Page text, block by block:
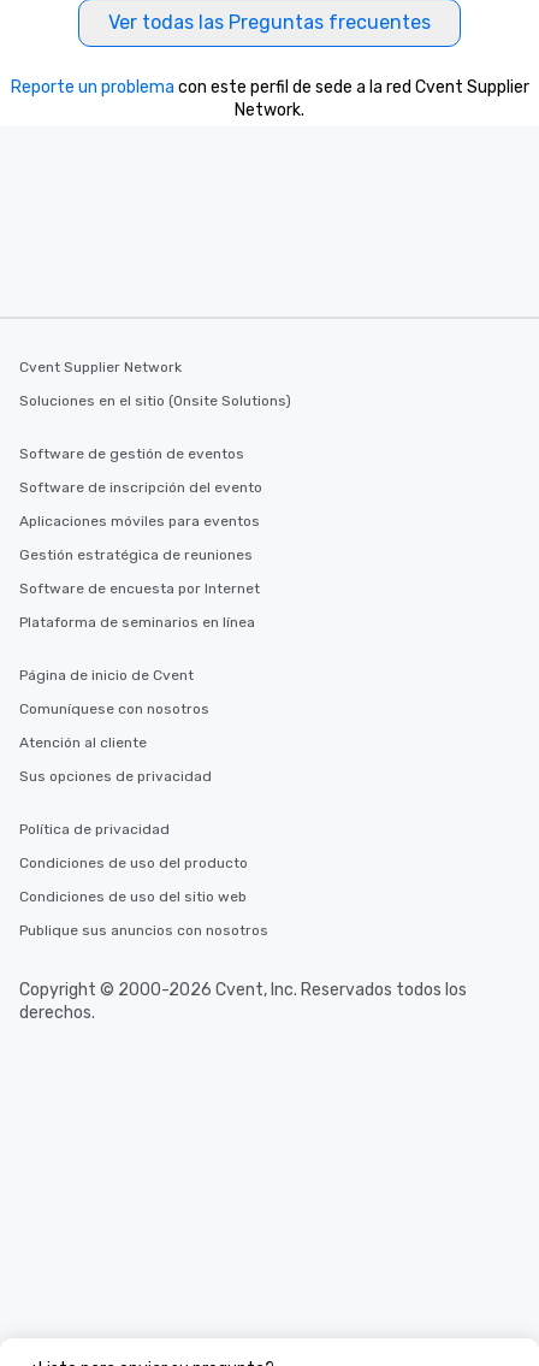
Ver todas las Preguntas frecuentes
Reporte un problema con este perfil de sede a la red Cvent Supplier
Network.
Cvent Supplier Network
Soluciones en el sitio (Onsite Solutions)
Software de gestión de eventos
Software de inscripción del evento
Aplicaciones móviles para eventos
Gestión estratégica de reuniones
Software de encuesta por Internet
Plataforma de seminarios en línea
Página de inicio de Cvent
Comuníquese con nosotros
Atención al cliente
Sus opciones de privacidad
Política de privacidad
Condiciones de uso del producto
Condiciones de uso del sitio web
Publique sus anuncios con nosotros
Copyright © 2000-2026 Cvent, Inc. Reservados todos los
derechos.